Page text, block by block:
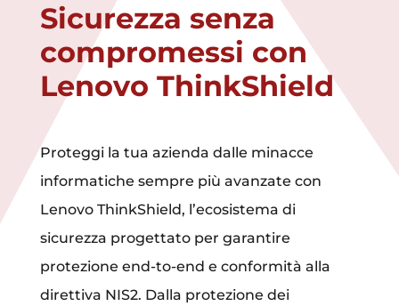
Sicurezza senza
compromessi con
Lenovo ThinkShield
Proteggi la tua azienda dalle minacce
informatiche sempre più avanzate con
Lenovo ThinkShield, l’ecosistema di
sicurezza progettato per garantire
protezione end-to-end e conformità alla
direttiva NIS2. Dalla protezione dei